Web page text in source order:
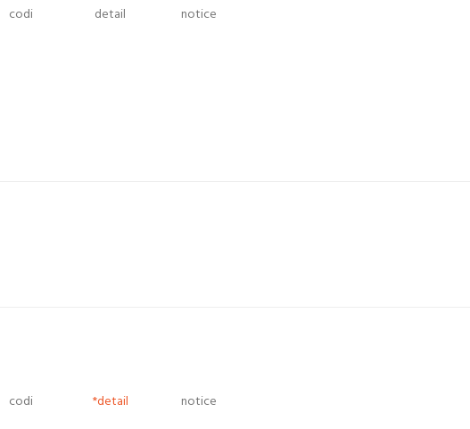
codi detail notice
codi *detail notice